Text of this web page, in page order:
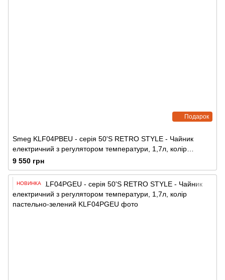
Подарок
Smeg KLF04PBEU - серія 50'S RETRO STYLE - Чайник
електричний з регулятором температури, 1,7л, колір
пастельно-блакитний
9 550 грн
НОВИНКА